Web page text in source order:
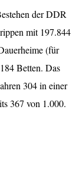
der DDR
mit 197.844
(für
Betten. Das
304 in einer
367 von 1.000.